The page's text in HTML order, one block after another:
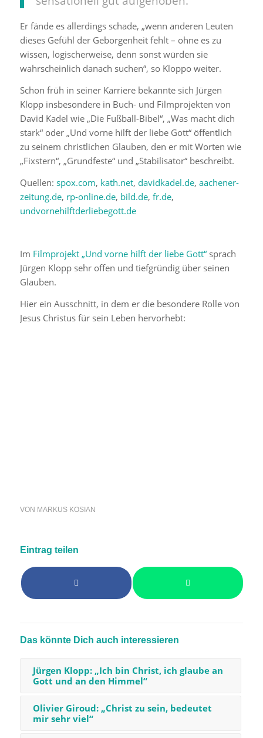
Er fände es allerdings schade, „wenn anderen Leuten
dieses Gefühl der Geborgenheit fehlt – ohne es zu
wissen, logischerweise, denn sonst würden sie
wahrscheinlich danach suchen“, so Kloppo weiter.
Schon früh in seiner Karriere bekannte sich Jürgen
Klopp insbesondere in Buch- und Filmprojekten von
David Kadel wie „Die Fußball-Bibel“, „Was macht dich
stark“ oder „Und vorne hilft der liebe Gott“ öffentlich
zu seinem christlichen Glauben, den er mit Worten wie
„Fixstern“, „Grundfeste“ und „Stabilisator“ beschreibt.
Quellen: spox.com, kath.net, davidkadel.de, aachener-
zeitung.de, rp-online.de, bild.de, fr.de,
undvornehilftderliebegott.de
Im Filmprojekt „Und vorne hilft der liebe Gott“sprach
Jürgen Klopp sehr offen und tiefgründig über seinen
Glauben.
Hier ein Ausschnitt, in dem er die besondere Rolle von
Jesus Christus für sein Leben hervorhebt:
VON MARKUS KOSIAN
Eintrag teilen
Das könnte Dich auch interessieren
Jürgen Klopp: „Ich bin Christ, ich glaube an
Gott und an den Himmel“
Olivier Giroud: „Christ zu sein, bedeutet
mir sehr viel“